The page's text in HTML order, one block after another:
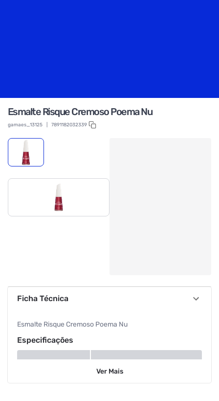
Esmalte Risque Cremoso Poema Nu
gamaes_13125 7891182032339
Ficha Técnica
Esmalte Risque Cremoso Poema Nu
Especificações
Ver Mais